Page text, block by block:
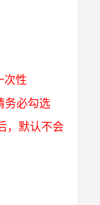
次性
务必勾选
，默认不会